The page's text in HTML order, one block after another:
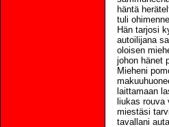
häntä
tuli
Hän tarjosi
autoilijana
oloisen
johon hänet
Mieheni
laittamaan
liukas
miestäsi
tavallani